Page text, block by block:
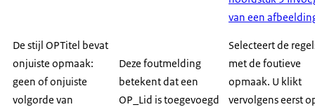
van een
De stijl OPTitel bevat
onjuiste opmaak:
geen of onjuiste
volgorde van
Deze foutmelding
betekent dat een
OP_Lid is toegevoegd
Selecteert de
met de foutieve
opmaak. U klikt
vervolgens eerst